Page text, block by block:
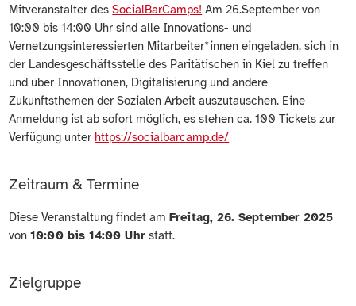
Mitveranstalter desSocialBarCamps! Am 26.September von
10:00 bis 14:00 Uhr sind alle Innovations- und
Vernetzungsinteressierten Mitarbeiter*innen eingeladen, sich in
der Landesgeschäftsstelle des Paritätischen in Kiel zu treffen
und über Innovationen, Digitalisierung und andere
Zukunftsthemen der Sozialen Arbeit auszutauschen. Eine
Anmeldung ist ab sofort möglich, es stehen ca. 100 Tickets zur
Verfügung unter https://socialbarcamp.de/
Zeitraum & Termine
Diese Veranstaltung findet amFreitag, 26. September 2025
von10:00 bis 14:00 Uhrstatt.
Zielgruppe